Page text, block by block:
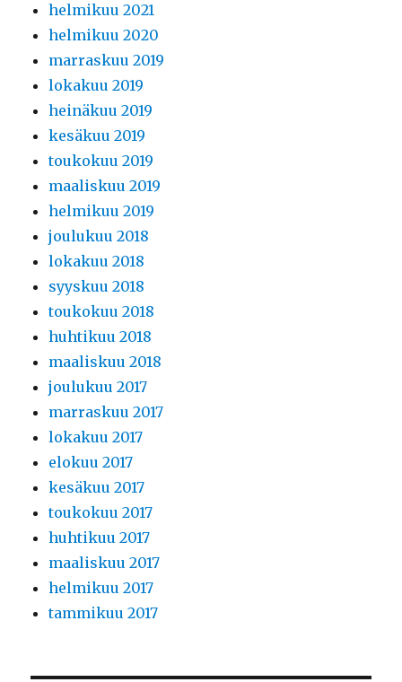
helmikuu 2021
helmikuu 2020
marraskuu 2019
lokakuu 2019
heinäkuu 2019
kesäkuu 2019
toukokuu 2019
maaliskuu 2019
helmikuu 2019
joulukuu 2018
lokakuu 2018
syyskuu 2018
toukokuu 2018
huhtikuu 2018
maaliskuu 2018
joulukuu 2017
marraskuu 2017
lokakuu 2017
elokuu 2017
kesäkuu 2017
toukokuu 2017
huhtikuu 2017
maaliskuu 2017
helmikuu 2017
tammikuu 2017